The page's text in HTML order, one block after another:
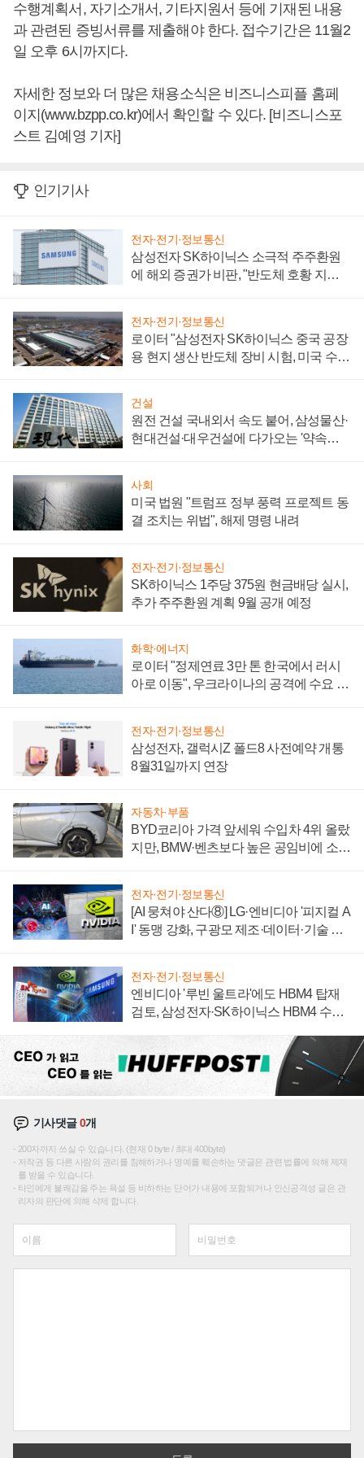
수행계획서, 자기소개서, 기타지원서 등에 기재된 내용
과 관련된 증빙서류를 제출해야 한다. 접수기간은 11월2
일 오후 6시까지다.
자세한 정보와 더 많은 채용소식은 비즈니스피플 홈페
이지(www.bzpp.co.kr)에서 확인할 수 있다. [비즈니스포
스트 김예영 기자]
인기기사
전자·전기·정보통신
삼성전자 SK하이닉스 소극적 주주환원
에 해외 증권가 비판, "반도체 호황 지속
전자·전기·정보통신
로이터 "삼성전자 SK하이닉스 중국 공장
용 현지 생산 반도체 장비 시험, 미국 수출
건설
원전 건설 국내외서 속도 붙어, 삼성물산·
현대건설·대우건설에 다가오는 '약속의
사회
미국 법원 "트럼프 정부 풍력 프로젝트 동
결 조치는 위법", 해제 명령 내려
전자·전기·정보통신
SK하이닉스 1주당 375원 현금배당 실시,
추가 주주환원 계획 9월 공개 예정
화학·에너지
로이터 "정제연료 3만 톤 한국에서 러시
아로 이동", 우크라이나의 공격에 수요 늘
전자·전기·정보통신
삼성전자, 갤럭시Z 폴드8 사전예약 개통
8월31일까지 연장
자동차·부품
BYD코리아 가격 앞세워 수입차 4위 올랐
지만, BMW·벤츠보다 높은 공임비에 소비
전자·전기·정보통신
[AI 뭉쳐야 산다⑧] LG·엔비디아 '피지컬 A
I' 동맹 강화, 구광모 제조·데이터·기술 결
전자·전기·정보통신
엔비디아 '루빈 울트라'에도 HBM4 탑재
검토, 삼성전자·SK하이닉스 HBM4 수율
기사댓글0개
200자까지 쓰실 수 있습니다. (현재 0 byte / 최대 400byte)
저작권 등 다른 사람의 권리를 침해하거나 명예를 훼손하는 댓글은 관련 법률에 의해 제재
를 받을 수 있습니다.
타인에게 불쾌감을 주는 욕설 등 비하하는 단어가 내용에 포함되거나 인신공격성 글은 관
리자의 판단에 의해 삭제 합니다.